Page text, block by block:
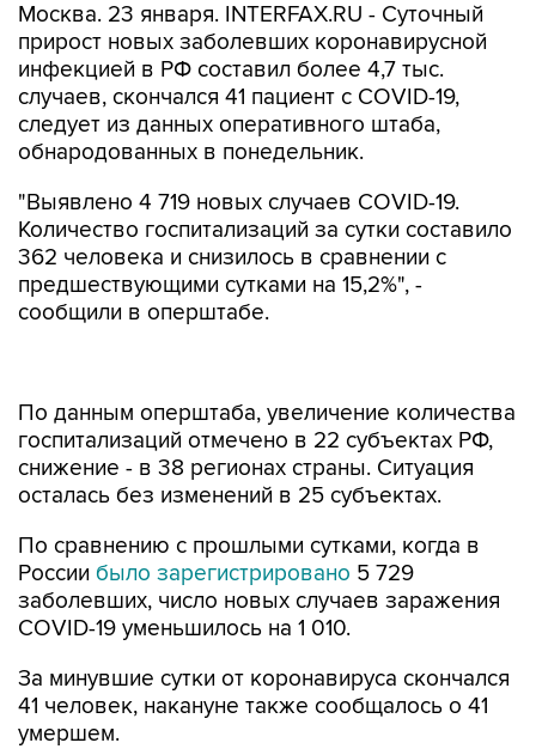
Москва. 23 января. INTERFAX.RU - Суточный
прирост новых заболевших коронавирусной
инфекцией в РФ составил более 4,7 тыс.
случаев, скончался 41 пациент с COVID-19,
следует из данных оперативного штаба,
обнародованных в понедельник.
"Выявлено 4 719 новых случаев COVID-19.
Количество госпитализаций за сутки составило
362 человека и снизилось в сравнении с
предшествующими сутками на 15,2%", -
сообщили в оперштабе.
снижение - в 38 регионах страны. Ситуация
осталась без изменений в 25 субъектах.
По сравнению с прошлыми сутками, когда в
заболевших, число новых случаев заражения
COVID-19 уменьшилось на 1 010.
За минувшие сутки от коронавируса скончался
умершем.
"Выздоровели за сутки 3 640 человек, или на